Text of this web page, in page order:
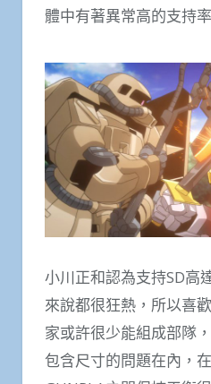
體中有著異常高的支持率
小川正和認為支持SD高
來說都很狂熱，所以喜
家或許很少能組成部隊
包含尺寸的問題在內，